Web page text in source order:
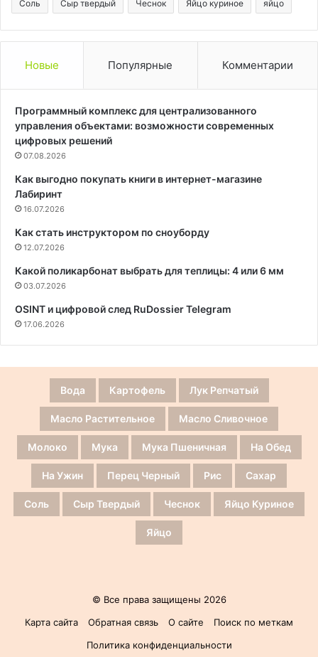
Соль Сыр твердый Чеснок Яйцо куриное яйцо
Новые Популярные Комментарии
Программный комплекс для централизованного
управления объектами: возможности современных
цифровых решений
07.08.2026
Как выгодно покупать книги в интернет-магазине
Лабиринт
16.07.2026
Как стать инструктором по сноуборду
12.07.2026
Какой поликарбонат выбрать для теплицы: 4 или 6 мм
03.07.2026
OSINT и цифровой след RuDossier Telegram
17.06.2026
Вода Картофель Лук Репчатый
Масло Растительное Масло Сливочное
Молоко Мука Мука Пшеничная На Обед
На Ужин Перец Черный Рис Сахар
Соль Сыр Твердый Чеснок Яйцо Куриное
Яйцо
© Все права защищены 2026
Карта сайта
Обратная связь О сайте
Поиск по меткам
Политика конфиденциальности